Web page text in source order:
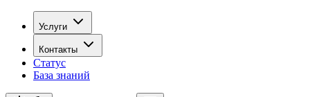
Услуги
Контакты
Статус
База знаний